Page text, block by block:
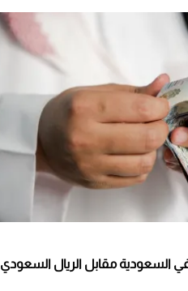
السعودية مقابل الريال السعودي